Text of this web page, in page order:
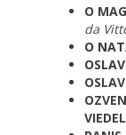
O
da
O